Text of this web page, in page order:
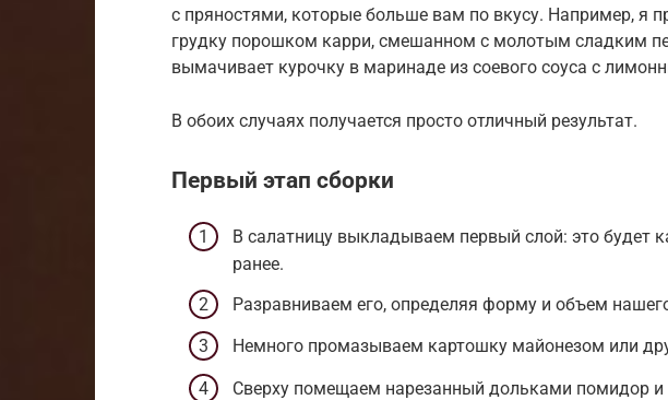
с пряностями, которые больше вам по вкусу. Например, я
грудку порошком карри, смешанном с молотым сладким
вымачивает курочку в маринаде из соевого соуса с
В обоих случаях получается просто отличный результат.
Первый этап сборки
В салатницу выкладываем первый слой: это будет
ранее.
Разравниваем его, определяя форму и объем
Немного промазываем картошку майонезом или
Сверху помещаем нарезанный дольками помидор и